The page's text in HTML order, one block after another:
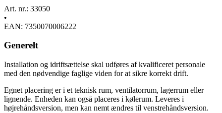
Art. nr.: 33050
•
EAN: 7350070006222
Generelt
Installation og idriftsættelse skal udføres af kvalificeret personale
med den nødvendige faglige viden for at sikre korrekt drift.
Egnet placering er i et teknisk rum, ventilatorrum, lagerrum eller
lignende. Enheden kan også placeres i kølerum. Leveres i
højrehåndsversion, men kan nemt ændres til venstrehåndsversion.